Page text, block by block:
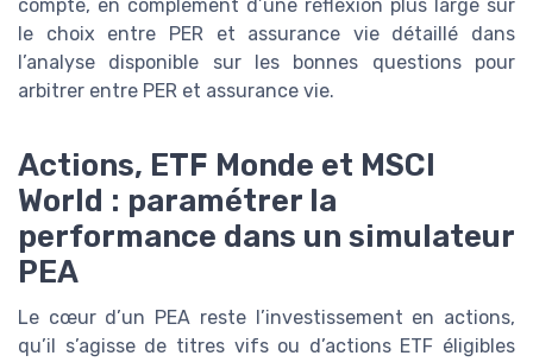
compte, en complément d’une réflexion plus large sur
le choix entre PER et assurance vie détaillé dans
l’analyse disponible sur les bonnes questions pour
arbitrer entre PER et assurance vie.
Actions, ETF Monde et MSCI
World : paramétrer la
performance dans un simulateur
PEA
Le cœur d’un PEA reste l’investissement en actions,
qu’il s’agisse de titres vifs ou d’actions ETF éligibles